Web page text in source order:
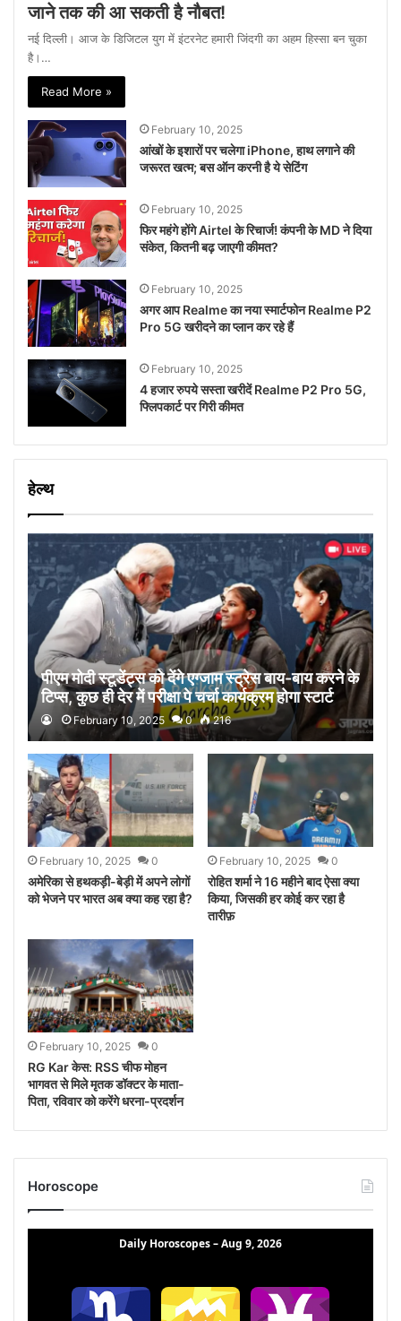
जाने तक की आ सकती है नौबत!
नई दिल्ली। आज के डिजिटल युग में इंटरनेट हमारी जिंदगी का अहम हिस्सा बन चुका
है।…
Read More »
February 10, 2025
आंखों के इशारों पर चलेगा iPhone, हाथ लगाने की
जरूरत खत्म; बस ऑन करनी है ये सेटिंग
February 10, 2025
फिर महंगे होंगे Airtel के रिचार्ज! कंपनी के MD ने दिया
संकेत, कितनी बढ़ जाएगी कीमत?
February 10, 2025
अगर आप Realme का नया स्मार्टफोन Realme P2
Pro 5G खरीदने का प्लान कर रहे हैं
February 10, 2025
4 हजार रुपये सस्ता खरीदें Realme P2 Pro 5G,
फ्लिपकार्ट पर गिरी कीमत
हेल्थ
पीएम मोदी स्टूडेंट्स को देंगे एग्जाम स्ट्रेस बाय-बाय करने के
टिप्स, कुछ ही देर में परीक्षा पे चर्चा कार्यक्रम होगा स्टार्ट
February 10, 2025 0 216
February 10, 2025 0
अमेरिका से हथकड़ी-बेड़ी में अपने लोगों
को भेजने पर भारत अब क्या कह रहा है?
February 10, 2025 0
रोहित शर्मा ने 16 महीने बाद ऐसा क्या
किया, जिसकी हर कोई कर रहा है
तारीफ़
February 10, 2025 0
RG Kar केस: RSS चीफ मोहन
भागवत से मिले मृतक डॉक्टर के माता-
पिता, रविवार को करेंगे धरना-प्रदर्शन
Horoscope